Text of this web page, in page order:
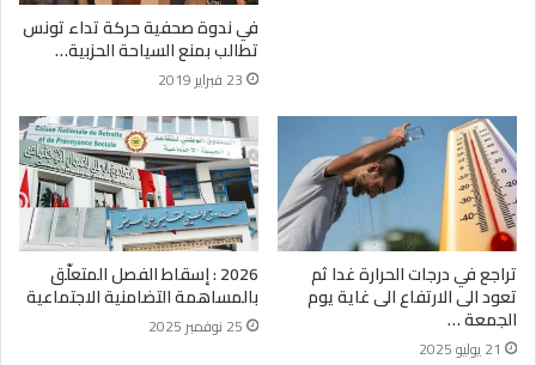
في ندوة صحفية حركة تداء تونس
تطالب بمنع السياحة الحزبية…
23 فبراير 2019
تراجع في درجات الحرارة غدا ثم
تعود الى الارتفاع الى غاية يوم
الجمعة …
21 يوليو 2025
2026 : إسقاط الفصل المتعلّق
بالمساهمة التضامنية الاجتماعية
25 نوفمبر 2025